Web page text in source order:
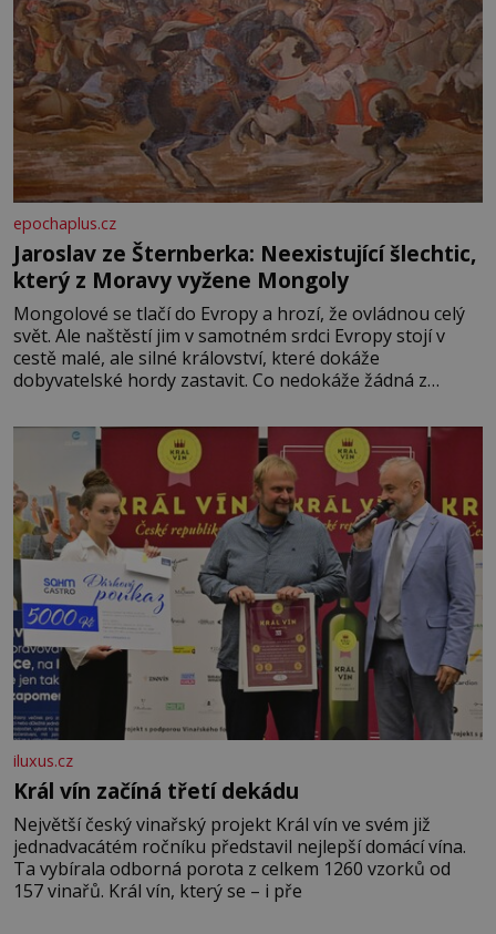
epochaplus.cz
Jaroslav ze Šternberka: Neexistující šlechtic,
který z Moravy vyžene Mongoly
Mongolové se tlačí do Evropy a hrozí, že ovládnou celý
svět. Ale naštěstí jim v samotném srdci Evropy stojí v
cestě malé, ale silné království, které dokáže
dobyvatelské hordy zastavit. Co nedokáže žádná z
král. Nebo že by ne? Mongolové od roku 1223 postupují
podél Kaspického a Azovského moře,
iluxus.cz
Král vín začíná třetí dekádu
Největší český vinařský projekt Král vín ve svém již
jednadvacátém ročníku představil nejlepší domácí vína.
Ta vybírala odborná porota z celkem 1260 vzorků od
157 vinařů. Král vín, který se – i pře